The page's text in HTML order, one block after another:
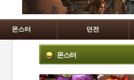
몬스터 던전
몬스터